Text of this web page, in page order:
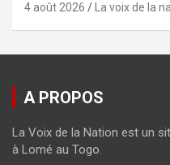
4 août 2026 La voix de la
A PROPOS
La Voix de la Nation est un
à Lomé au Togo.